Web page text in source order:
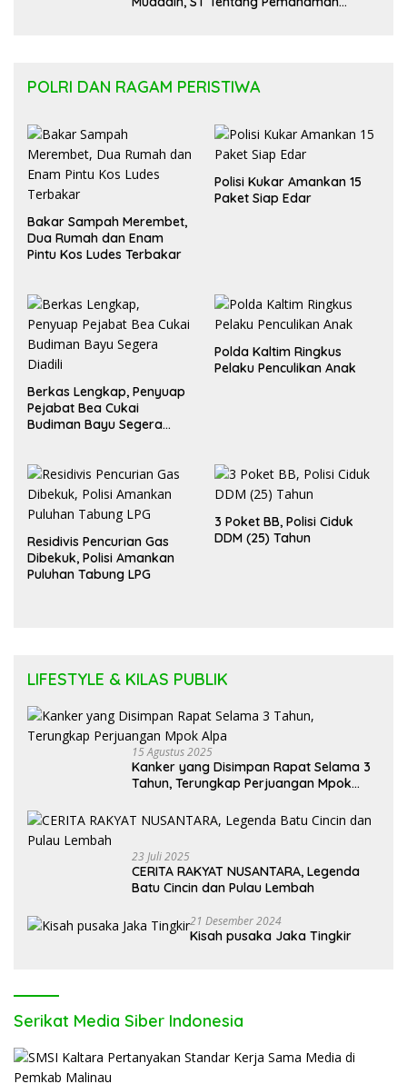
POLRI DAN RAGAM PERISTIWA
Bakar Sampah Merembet,
Dua Rumah dan Enam
Pintu Kos Ludes Terbakar
Polisi Kukar Amankan 15
Paket Siap Edar
Berkas Lengkap, Penyuap
Pejabat Bea Cukai
Budiman Bayu Segera
Polda Kaltim Ringkus
Pelaku Penculikan Anak
Residivis Pencurian Gas
Dibekuk, Polisi Amankan
Puluhan Tabung LPG
3 Poket BB, Polisi Ciduk
DDM (25) Tahun
LIFESTYLE & KILAS PUBLIK
15 Agustus 2025
Kanker yang Disimpan Rapat Selama 3
Tahun, Terungkap Perjuangan Mpok
23 Juli 2025
CERITA RAKYAT NUSANTARA, Legenda
Batu Cincin dan Pulau Lembah
21 Desember 2024
Kisah pusaka Jaka Tingkir
Serikat Media Siber Indonesia